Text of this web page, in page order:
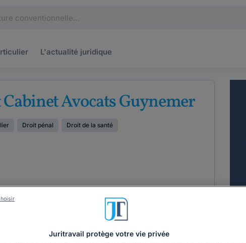
L'actualité juridique
Avocats Guynemer
Droit pénal Droit de la santé
Juritravail protège votre vie privée